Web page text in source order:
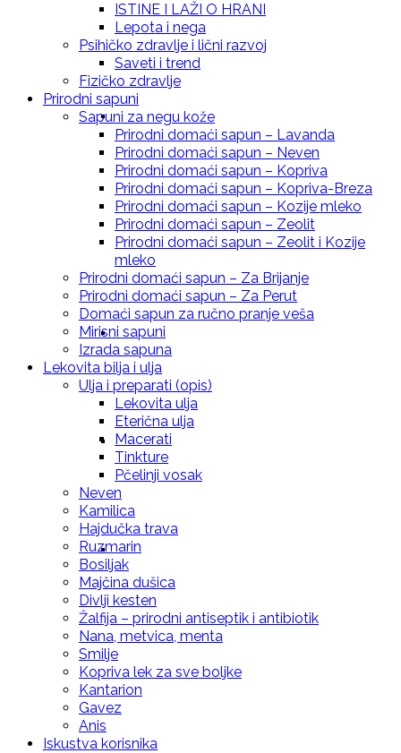
uljem – Anisa
Prirodna krema za svaki dan sa eteričnim
uljem – Bergamota
Prirodna krema za negu kože – Smilje
Prirodna krema za negu kože – Propolis
Prirodna krema (mleko za negu tela i
sunčanje) 100ml
ISTINE I LAŽI O HRANI
Lepota i nega
Psihičko zdravlje i lični razvoj
Saveti i trend
Fizičko zdravlje
Prirodni sapuni
Sapuni za negu kože
Prirodni domaći sapun – Lavanda
Prirodni domaći sapun – Neven
Prirodni domaći sapun – Kopriva
Prirodni domaći sapun – Kopriva-Breza
Prirodni domaći sapun – Kozije mleko
Prirodni domaći sapun – Zeolit
Prirodni domaći sapun – Zeolit i Kozije
mleko
Prirodni domaći sapun – Za Brijanje
Prirodni domaći sapun – Za Perut
Domaći sapun za ručno pranje veša
Mirisni sapuni
Izrada sapuna
Lekovita bilja i ulja
Ulja i preparati (opis)
Lekovita ulja
Eterična ulja
Macerati
Tinkture
Pčelinji vosak
Neven
Kamilica
Hajdučka trava
Ruzmarin
Bosiljak
Majčina dušica
Divlji kesten
Žalfija – prirodni antiseptik i antibiotik
Nana, metvica, menta
Smilje
Kopriva lek za sve boljke
Kantarion
Gavez
Anis
Iskustva korisnika